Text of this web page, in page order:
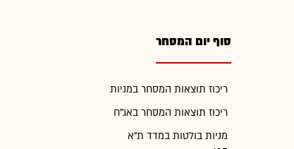
סוף יום המסחר
ריכוז תוצאות המסחר במניות
ריכוז תוצאות המסחר באג"ח
מניות בולטות במדד ת"א